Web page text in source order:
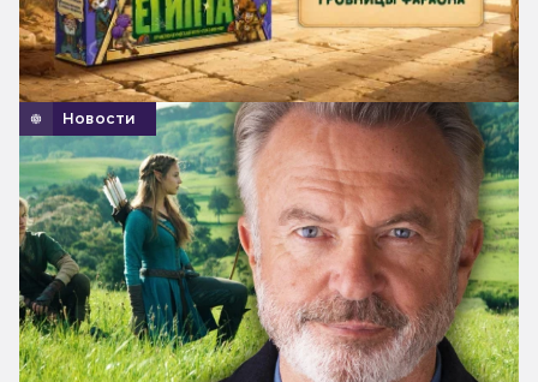
Новости